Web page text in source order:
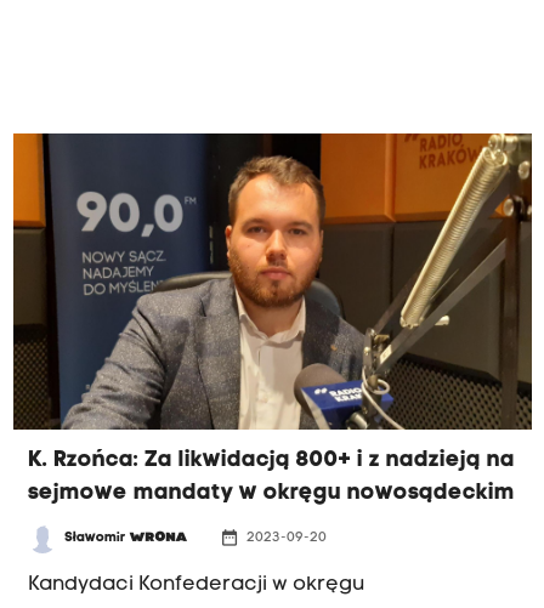
K. Rzońca: Za likwidacją 800+ i z nadzieją na
sejmowe mandaty w okręgu nowosądeckim
SławomirWRONA date_range 2023-09-20
Kandydaci Konfederacji w okręgu